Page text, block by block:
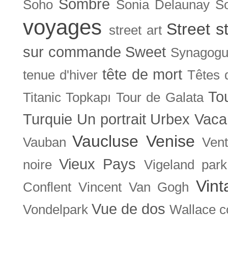
Soho Sombre Sonia Delaunay
voyages street art Street
sur commande Sweet
tenue d'hiver tête de mort Têtes
Titanic Topkapı Tour de Galata
Turquie Un portrait Urbex
Vauban Vaucluse Venise
noire Vieux Pays
Vigeland park
Conflent Vincent Van Gogh
Vondelpark Vue de dos Wallace